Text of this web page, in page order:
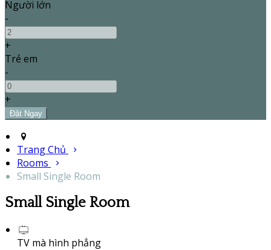
Người lớn
-
+
Trẻ em
-
+
Trang Chủ
Rooms
Small Single Room
Small Single Room
TV mà hình phẳng